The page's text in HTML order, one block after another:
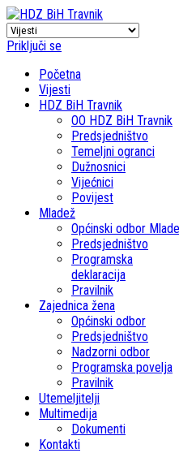
Priključi se
Početna
Vijesti
HDZ BiH Travnik
OO HDZ BiH Travnik
Predsjedništvo
Temeljni ogranci
Dužnosnici
Vijećnici
Povijest
Mladež
Općinski odbor
Predsjedništvo
Programska
deklaracija
Pravilnik
Zajednica žena
Općinski odbor
Predsjedništvo
Nadzorni odbor
Programska povelja
Pravilnik
Utemeljitelji
Multimedija
Dokumenti
Kontakti